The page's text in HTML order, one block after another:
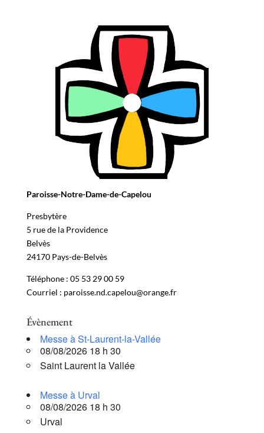
Paroisse-Notre-Dame-de-Capelou
Presbytère
5 rue de la Providence
Belvès
24170 Pays-de-Belvès
Téléphone : 05 53 29 00 59
Courriel : paroisse.nd.capelou@orange.fr
Évènement
Messe à St-Laurent-la-Vallée
08/08/2026 18 h 30
Saint Laurent la Vallée
Messe à Urval
08/08/2026 18 h 30
Urval